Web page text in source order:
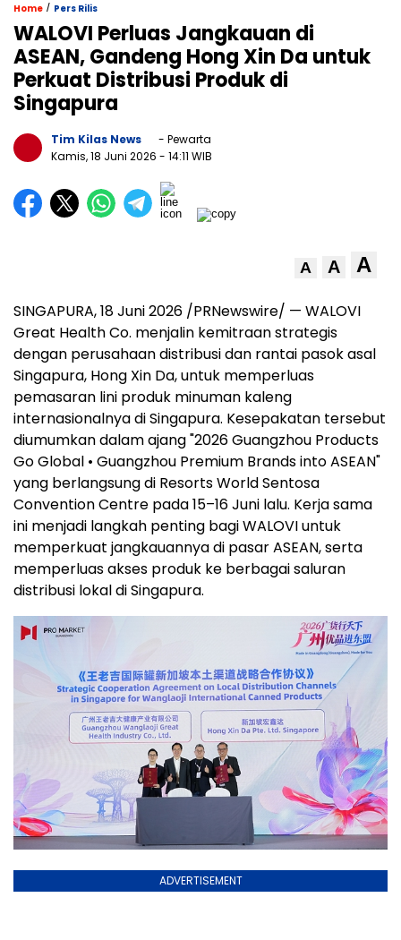
Home / Pers Rilis
WALOVI Perluas Jangkauan di
ASEAN, Gandeng Hong Xin Da untuk
Perkuat Distribusi Produk di
Singapura
Tim Kilas News
- Pewarta
Kamis, 18 Juni 2026 - 14:11 WIB
A A A
SINGAPURA, 18 Juni 2026 /PRNewswire/ — WALOVI
Great Health Co. menjalin kemitraan strategis
dengan perusahaan distribusi dan rantai pasok asal
Singapura, Hong Xin Da, untuk memperluas
pemasaran lini produk minuman kaleng
internasionalnya di Singapura. Kesepakatan tersebut
diumumkan dalam ajang "2026 Guangzhou Products
Go Global • Guangzhou Premium Brands into ASEAN"
yang berlangsung di Resorts World Sentosa
Convention Centre pada 15–16 Juni lalu. Kerja sama
ini menjadi langkah penting bagi WALOVI untuk
memperkuat jangkauannya di pasar ASEAN, serta
memperluas akses produk ke berbagai saluran
distribusi lokal di Singapura.
ADVERTISEMENT